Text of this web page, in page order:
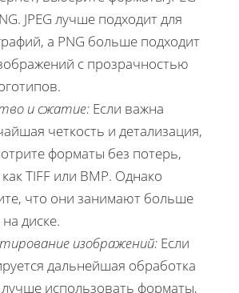
JPEG лучше подходит для
а PNG больше подходит
с прозрачностью
и сжатие: Если важна
четкость и детализация,
форматы без потерь,
TIFF или BMP. Однако
что они занимают больше
диске.
изображений: Если
дальнейшая обработка
использовать форматы,